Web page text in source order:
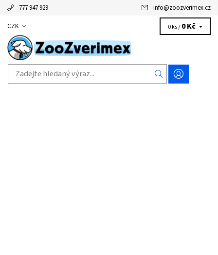
777 947 929 info@zoozverimex.cz
CZK 0 ks / 0 Kč